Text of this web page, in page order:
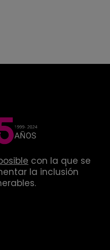
con la que se
la inclusión